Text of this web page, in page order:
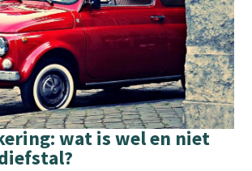
wat is wel en niet